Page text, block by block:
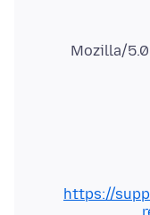
Mozilla/5.0
https://